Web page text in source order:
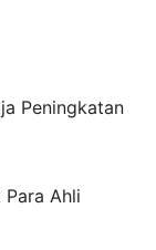
Peningkatan
Ahli